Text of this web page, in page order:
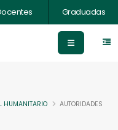
Graduadas
HUMANITARIO
AUTORIDADES